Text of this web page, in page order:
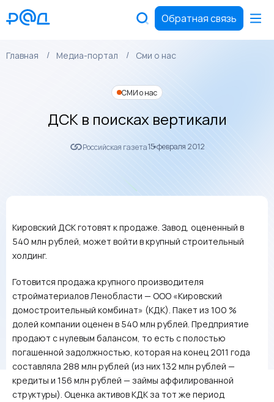
Обратная связь
Главная Медиа-портал Сми о нас
СМИ о нас
ДСК в поисках вертикали
Российская газета15 февраля 2012
Кировский ДСК готовят к продаже. Завод, оцененный в
540 млн рублей, может войти в крупный строительный
холдинг.
Готовится продажа крупного производителя
стройматериалов Ленобласти — ООО «Кировский
домостроительный комбинат» (КДК). Пакет из 100 %
долей компании оценен в 540 млн рублей. Предприятие
продают с нулевым балансом, то есть с полостью
погашенной задолжностью, которая на конец 2011 года
составляла 288 млн рублей (из них 132 млн рублей —
кредиты и 156 млн рублей — займы аффилированной
структуры). Оценка активов КДК за тот же период